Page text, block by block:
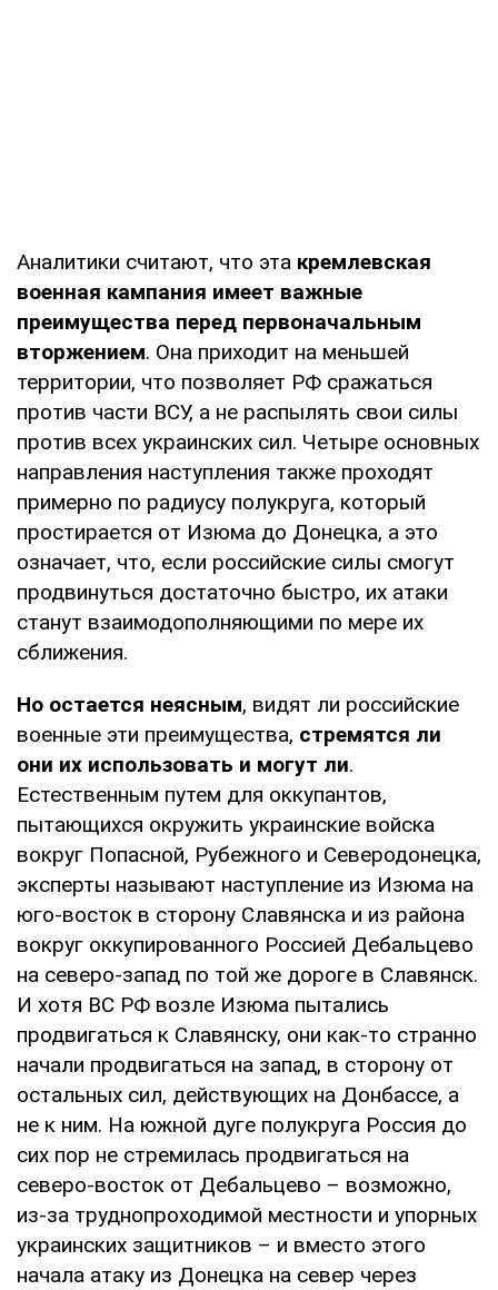
Аналитики считают, что эта кремлевская
военная кампания имеет важные
преимущества перед первоначальным
вторжением. Она приходит на меньшей
территории, что позволяет РФ сражаться
против части ВСУ, а не распылять свои силы
против всех украинских сил. Четыре основных
направления наступления также проходят
примерно по радиусу полукруга, который
простирается от Изюма до Донецка, а это
означает, что, если российские силы смогут
продвинуться достаточно быстро, их атаки
станут взаимодополняющими по мере их
сближения.
Но остается неясным, видят ли российские
военные эти преимущества, стремятся ли
они их использовать и могут ли.
Естественным путем для оккупантов,
пытающихся окружить украинские войска
вокруг Попасной, Рубежного и Северодонецка,
эксперты называют наступление из Изюма на
юго-восток в сторону Славянска и из района
вокруг оккупированного Россией Дебальцево
на северо-запад по той же дороге в Славянск.
И хотя ВС РФ возле Изюма пытались
продвигаться к Славянску, они как-то странно
начали продвигаться на запад, в сторону от
остальных сил, действующих на Донбассе, а
не к ним. На южной дуге полукруга Россия до
сих пор не стремилась продвигаться на
северо-восток от Дебальцево – возможно,
из-за труднопроходимой местности и упорных
украинских защитников – и вместо этого
начала атаку из Донецка на север через